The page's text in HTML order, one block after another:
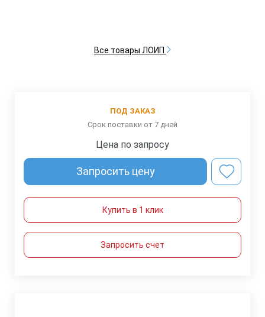
Все товары ЛОИП
ПОД ЗАКАЗ
Срок поставки от 7 дней
Цена по запросу
Запросить цену
Купить в 1 клик
Запросить счет